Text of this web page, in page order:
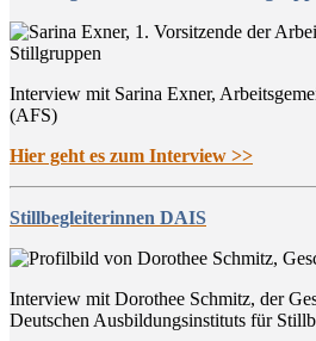
Interview mit Sarina Exner,
(AFS)
Hier geht es zum Interview >>
Stillbegleiterinnen DAIS
Interview mit Dorothee Schmitz, der
Deutschen Ausbildungsinstituts für